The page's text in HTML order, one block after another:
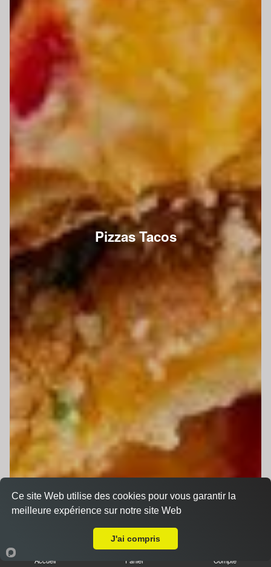
Pizzas Tacos
Accueil Panier Compte
Ce site Web utilise des cookies pour vous garantir la
meilleure expérience sur notre site Web
J'ai compris